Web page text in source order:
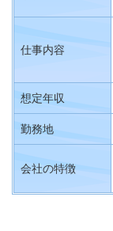
仕事内容
想定年収
勤務地
会社の特徴